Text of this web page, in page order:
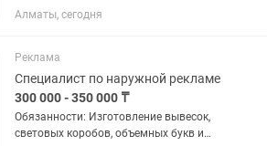
Выездной сервисный техник по
обслуживанию жироуловителей и
— Обслуживание и очистка
жироуловителей на...
Алматы, сегодня
Реклама
Специалист по наружной рекламе
300 000 - 350 000 ₸
Обязанности: Изготовление вывесок,
световых коробов, объемных букв и